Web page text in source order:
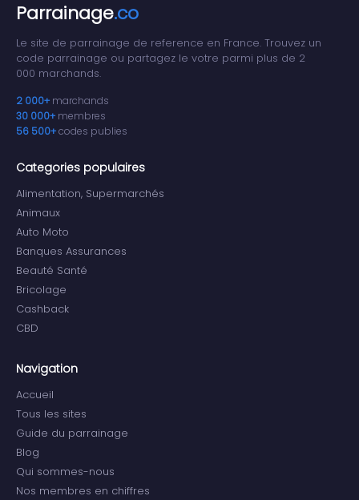
Parrainage.co
Le site de parrainage de reference en France. Trouvez un
code parrainage ou partagez le votre parmi plus de 2
000 marchands.
2 000+ marchands
30 000+ membres
56 500+codes publies
Categories populaires
Alimentation, Supermarchés
Animaux
Auto Moto
Banques Assurances
Beauté Santé
Bricolage
Cashback
CBD
Navigation
Accueil
Tous les sites
Guide du parrainage
Blog
Qui sommes-nous
Nos membres en chiffres